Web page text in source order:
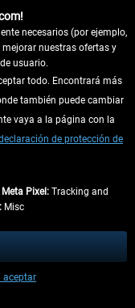
lo contrario
plazos de envío para los
de envío
necesarios (por ejemplo,
nuestras ofertas y
usuario.
todo. Encontrará más
también puede cambiar
vaya a la página con la
de protección de
Meta Pixel: Tracking and
Misc
aceptar